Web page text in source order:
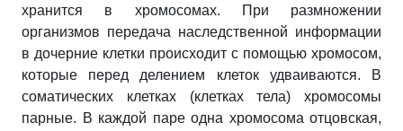
хранится в хромосомах. При размножении
организмов передача наследственной информации
в дочерние клетки происходит с помощью хромосом,
которые перед делением клеток удваиваются. В
соматических клетках (клетках тела) хромосомы
парные. В каждой паре одна хромосома отцовская,